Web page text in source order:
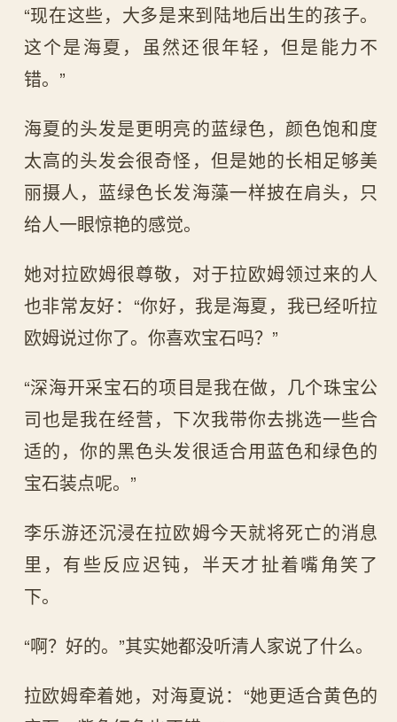
“现在这些，大多是来到陆地后出生的孩子。
这个是海夏，虽然还很年轻，但是能力不
错。”
海夏的头发是更明亮的蓝绿色，颜色饱和度
太高的头发会很奇怪，但是她的长相足够美
丽摄人，蓝绿色长发海藻一样披在肩头，只
给人一眼惊艳的感觉。
她对拉欧姆很尊敬，对于拉欧姆领过来的人
也非常友好：“你好，我是海夏，我已经听拉
欧姆说过你了。你喜欢宝石吗？”
“深海开采宝石的项目是我在做，几个珠宝公
司也是我在经营，下次我带你去挑选一些合
适的，你的黑色头发很适合用蓝色和绿色的
宝石装点呢。”
李乐游还沉浸在拉欧姆今天就将死亡的消息
里，有些反应迟钝，半天才扯着嘴角笑了
下。
“啊？好的。”其实她都没听清人家说了什么。
拉欧姆牵着她，对海夏说：“她更适合黄色的